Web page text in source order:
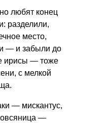
любят конец
разделили,
место,
— и забыли до
ирисы — тоже
с мелкой
— мискантус,
—